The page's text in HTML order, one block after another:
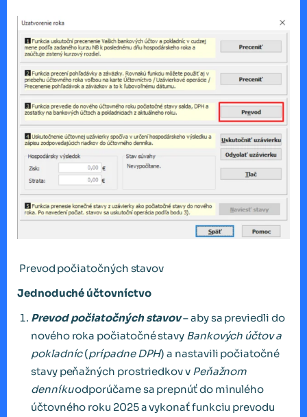
Prevod počiatočných stavov
Jednoduché účtovníctvo
Prevod počiatočných stavov– aby sa previedli do
nového roka počiatočné stavy Bankových účtov a
pokladníc(prípadne DPH) a nastavili počiatočné
stavy peňažných prostriedkov v Peňažnom
denníkuodporúčame sa prepnúť do minulého
účtovného roku 2025 a vykonať funkciu prevodu